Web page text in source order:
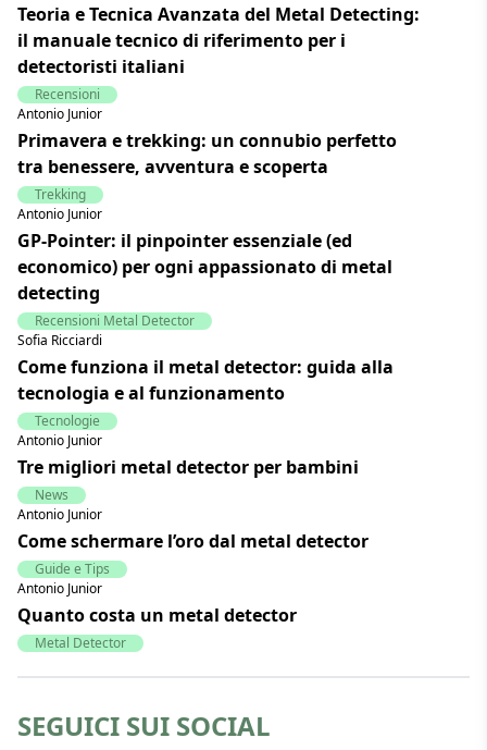
Teoria e Tecnica Avanzata del Metal Detecting:
il manuale tecnico di riferimento per i
detectoristi italiani
Recensioni
Antonio Junior
Primavera e trekking: un connubio perfetto
tra benessere, avventura e scoperta
Trekking
Antonio Junior
GP-Pointer: il pinpointer essenziale (ed
economico) per ogni appassionato di metal
detecting
Recensioni Metal Detector
Sofia Ricciardi
Come funziona il metal detector: guida alla
tecnologia e al funzionamento
Tecnologie
Antonio Junior
Tre migliori metal detector per bambini
News
Antonio Junior
Come schermare l’oro dal metal detector
Guide e Tips
Antonio Junior
Quanto costa un metal detector
Metal Detector
SEGUICI SUI SOCIAL